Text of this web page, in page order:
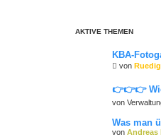
AKTIVE THEMEN
KBA-
von
👉👉👉
von
Was man
von Andreas